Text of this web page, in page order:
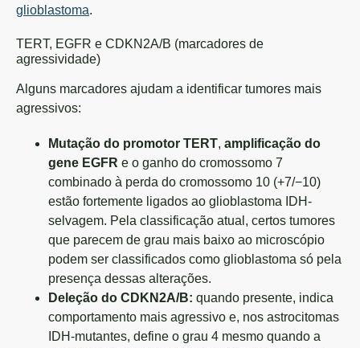
glioblastoma.
TERT, EGFR e CDKN2A/B (marcadores de
agressividade)
Alguns marcadores ajudam a identificar tumores mais
agressivos:
Mutação do promotor TERT, amplificação do
gene EGFR e o ganho do cromossomo 7
combinado à perda do cromossomo 10 (+7/−10)
estão fortemente ligados ao glioblastoma IDH-
selvagem. Pela classificação atual, certos tumores
que parecem de grau mais baixo ao microscópio
podem ser classificados como glioblastoma só pela
presença dessas alterações.
Deleção do CDKN2A/B: quando presente, indica
comportamento mais agressivo e, nos astrocitomas
IDH-mutantes, define o grau 4 mesmo quando a